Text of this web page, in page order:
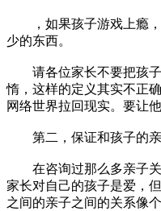
，如果孩子游戏上瘾，
少的东西。
请各位家长不要把孩子
惰，这样的定义其实不正
网络世界拉回现实。要让
第二，保证和孩子的亲
在咨询过那么多亲子关
家长对自己的孩子是爱，
之间的亲子之间的关系像